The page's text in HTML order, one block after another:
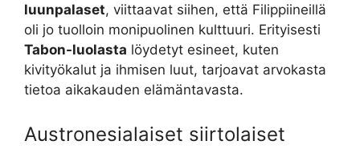
luunpalaset, viittaavat siihen, että Filippiineillä
oli jo tuolloin monipuolinen kulttuuri. Erityisesti
Tabon-luolasta löydetyt esineet, kuten
kivityökalut ja ihmisen luut, tarjoavat arvokasta
tietoa aikakauden elämäntavasta.
Austronesialaiset siirtolaiset